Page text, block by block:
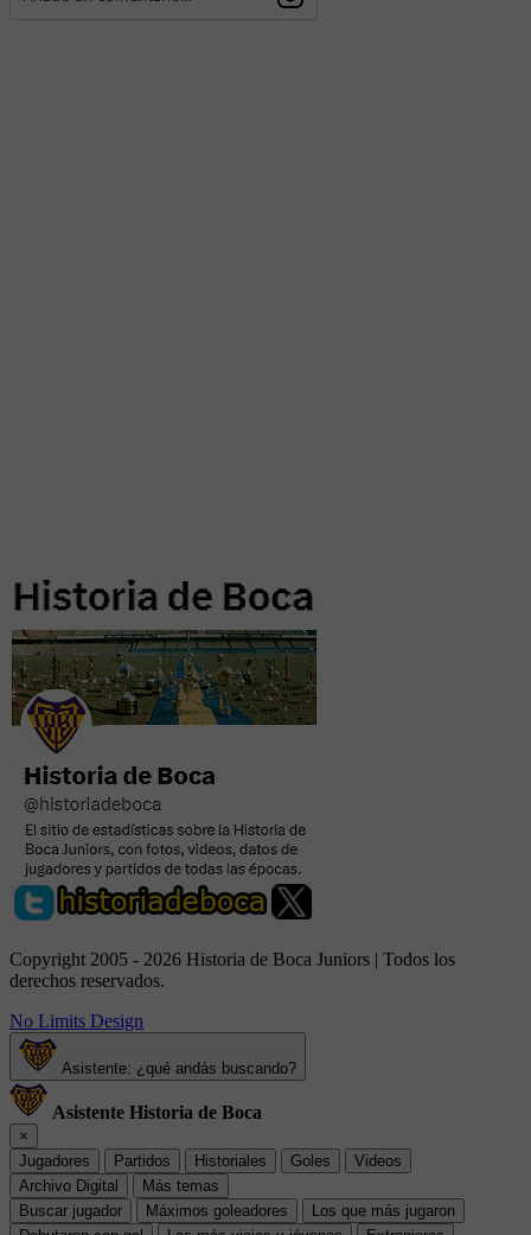
Copyright 2005 - 2026 Historia de Boca Juniors | Todos los
derechos reservados.
No Limits Design
Asistente: ¿qué andás buscando?
Asistente Historia de Boca
×
Jugadores
Partidos Historiales Goles
Videos
Archivo Digital
Más temas
Buscar jugador
Máximos goleadores
Los que más jugaron